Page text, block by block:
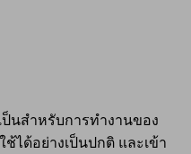
นสำหรับการทำงานของ
ได้อย่างเป็นปกติ และเข้า